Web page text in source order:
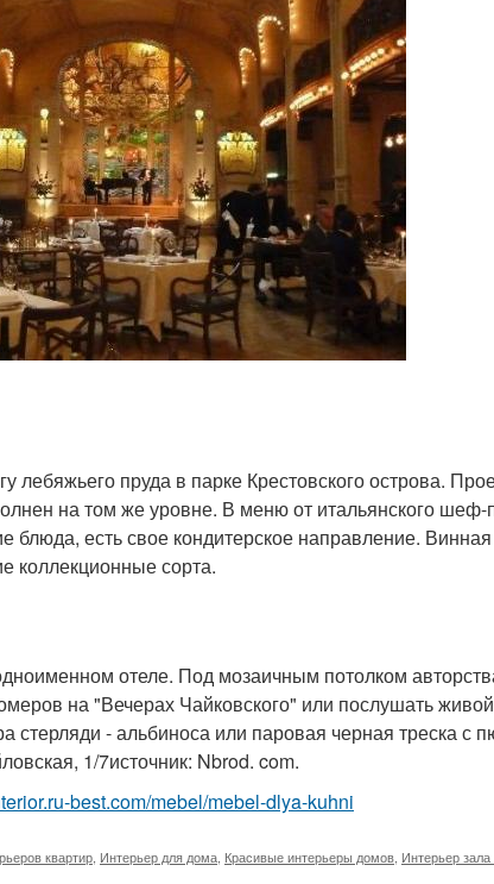
пруда в парке Крестовского острова.
на том же уровне. В меню от итальянского шеф-
блюда, есть свое кондитерское направление. Винная
коллекционные сорта.
отеле. Под мозаичным потолком
на "Вечерах Чайковского" или послушать
стерляди - альбиноса или паровая черная треска с
1/7источник: Nbrod. com.
best.com/mebel/mebel-dlya-kuhni
квартир Интерьер для дома Красивые интерьеры домов Интерьер зала